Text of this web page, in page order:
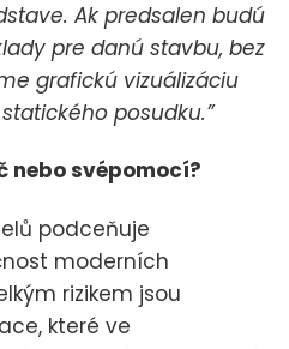
Ak predsalen budú
pre danú stavbu, bez
grafickú vizuálizáciu
posudku.”
nebo svépomocí?
podceňuje
moderních
rizikem jsou
které ve